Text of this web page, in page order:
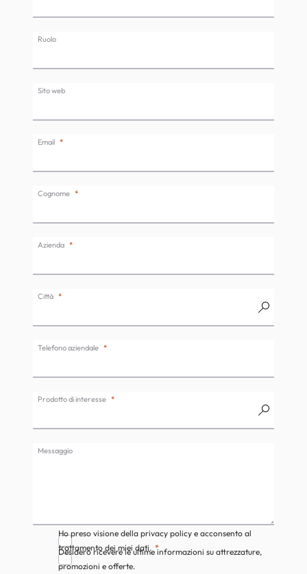
Ruolo
Sito web
Email
Cognome
Azienda
Città
Telefono aziendale
Prodotto di interesse
Messaggio
Ho preso visione della privacy policy e acconsento al
trattamento dei miei dati.
Desidero ricevere le ultime informazioni su attrezzature,
promozioni e offerte.